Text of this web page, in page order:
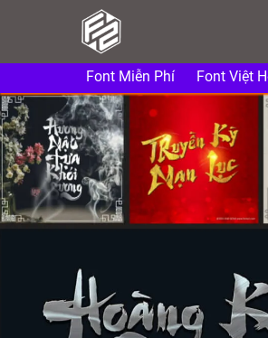
Font Miễn Phí Font Việt